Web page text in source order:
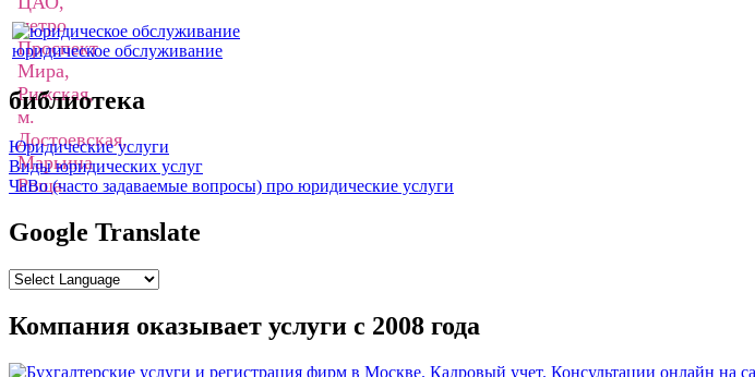
юридическое обслуживание
библиотека
Юридические услуги
Виды юридических услуг
ЧаВо (часто задаваемые вопросы) про юридические услуги
Google Translate
Компания оказывает услуги с 2008 года